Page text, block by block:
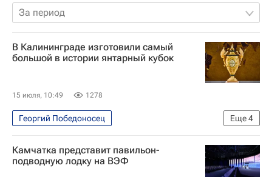
За период
В Калининграде изготовили самый
большой в истории янтарный кубок
15 июля, 10:49 1278
Еще4
Георгий Победоносец
Калининградская область
Москва
Калининградский янтарный комбинат
Ростех
Камчатка представит павильон-
подводную лодку на ВЭФ